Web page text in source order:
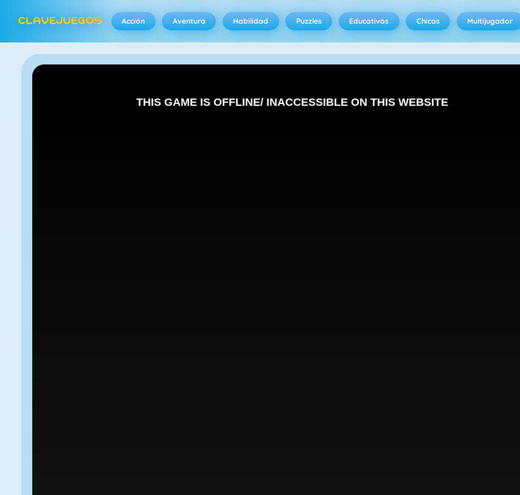
Acción Aventura Habilidad Puzzles Educativos Chicas Multijugador